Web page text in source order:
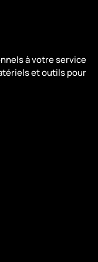
à votre service
et outils pour